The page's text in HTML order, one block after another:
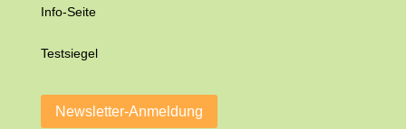
Info-Seite
Testsiegel
Newsletter-Anmeldung